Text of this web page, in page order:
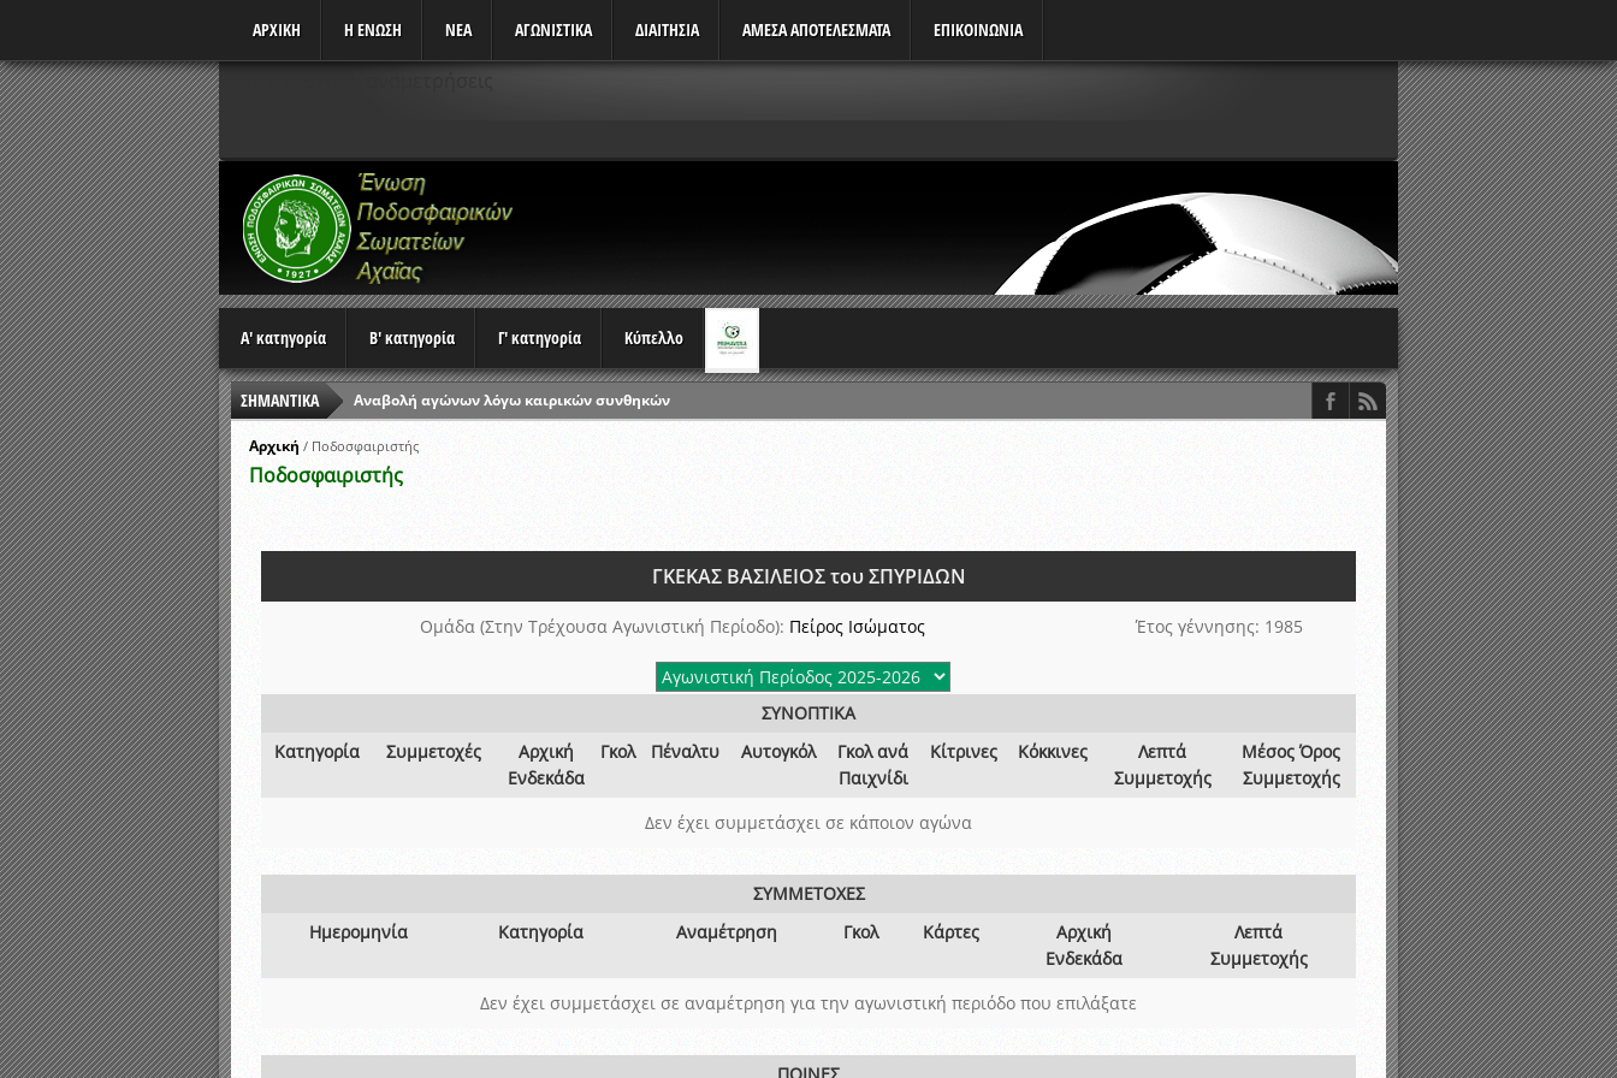
ΑΡΧΙΚΗ Η ΕΝΩΣΗ ΝΕΑ ΑΓΩΝΙΣΤΙΚΆ ΔΙΑΙΤΗΣΙΑ ΑΜΕΣΑ ΑΠΟΤΕΛΕΣΜΑΤΑ ΕΠΙΚΟΙΝΩΝΙΑ
Α' κατηγορία Β' κατηγορία Γ' κατηγορία Κύπελλο
ΣΗΜΑΝΤΙΚΑ
Αναβολή αγώνων λόγω καιρικών συνθηκών
Ώρες έναρξης αγώνων Πρωταθλημάτων
Αποτελέσματα επαναληπτικών γραπτών εξετάσεων και αγωνιστικών δοκιμασιών διαιτητών και παρατηρητών ΕΠΣΑ
Κληρώσεις Πρωταθλημάτων και Κυπέλλου 2015-2016
Αρχική / Ποδοσφαιριστής
Ποδοσφαιριστής
ΓΚΕΚΑΣ ΒΑΣΙΛΕΙΟΣ του ΣΠΥΡΙΔΩΝ
Ομάδα (Στην Τρέχουσα Αγωνιστική Περίοδο): Πείρος Ισώματος Έτος γέννησης: 1985
ΣΥΝΟΠΤΙΚΑ
Κατηγορία
Συμμετοχές
Αρχική
Ενδεκάδα
Γκολ Πέναλτυ Αυτογκόλ
Γκολ ανά
Παιχνίδι
Κίτρινες Κόκκινες
Λεπτά
Συμμετοχής
Μέσος Όρος
Συμμετοχής
Δεν έχει συμμετάσχει σε κάποιον αγώνα
ΣΥΜΜΕΤΟΧΕΣ
Ημερομηνία
Κατηγορία Αναμέτρηση Γκολ Κάρτες
Αρχική
Ενδεκάδα
Λεπτά
Συμμετοχής
Δεν έχει συμμετάσχει σε αναμέτρηση για την αγωνιστική περιόδο που επιλάξατε